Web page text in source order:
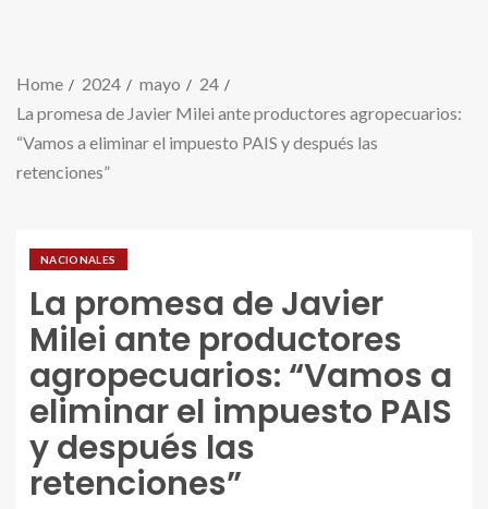
Home 2024 mayo
24
La promesa de Javier Milei ante productores agropecuarios:
“Vamos a eliminar el impuesto PAIS y después las
retenciones”
NACIONALES
La promesa de Javier
Milei ante productores
agropecuarios: “Vamos a
eliminar el impuesto PAIS
y después las
retenciones”